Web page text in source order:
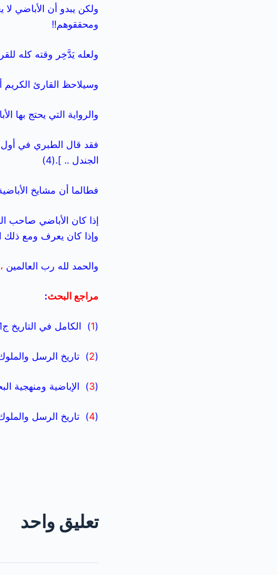
ولكن يبدو أن الأباضي
ومحققوهم!!
ولعله يَدَّخِر وقته كله
وسيلاحظ القارئ الكريم
والرواية التي يحتج بها
فقد قال الطبري في أول
الجندل .. ].(4)
فطالما أن مشايخ
إذا كان الأباضي صاحب
وإذا كان يعرف ومع ذلك
والحمد لله رب العالمين
مراجع البحث:
(
1
) الكامل في التاريخ ج1 ص7، ط دار الكتب العلمية – بيروت.
(
2) تاريخ الرسل والملوك ج1 ص8 ، ط دار المعارف – القاهرة, ت: محمد أبو
(
3) الإباضية ومنهجية البحث عند
(
4) تاريخ الرسل والملوك ج5 ص71 ، ط دار المعارف – القاهرة, ت: محمد أبو
تعليق واحد